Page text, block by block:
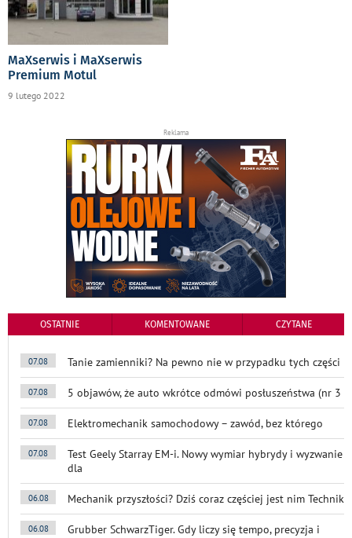
MaXserwis i MaXserwis
Premium Motul
9 lutego 2022
Reklama
OSTATNIE KOMENTOWANE CZYTANE
07.08 Tanie zamienniki? Na pewno nie w przypadku tych części
07.08 5 objawów, że auto wkrótce odmówi posłuszeństwa (nr 3
07.08 Elektromechanik samochodowy – zawód, bez którego
07.08
Test Geely Starray EM-i. Nowy wymiar hybrydy i wyzwanie
dla
06.08 Mechanik przyszłości? Dziś coraz częściej jest nim Technik
06.08 Grubber SchwarzTiger. Gdy liczy się tempo, precyzja i